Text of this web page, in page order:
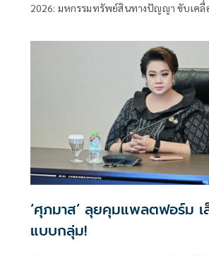
2026: มหกรรมทรัพย์สินทางปัญญา ขับเคลื่
กองทุน ววน. เพิ่มคุณค่างานวิจัยไทย
‘ศุภมาส’ ลุยคุมแพลตฟอร์ม
แบบกลุ่ม!